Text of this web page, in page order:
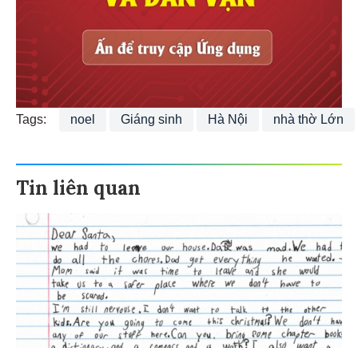
Tags: noel Giáng sinh Hà Nội nhà thờ Lớn
Tin liên quan